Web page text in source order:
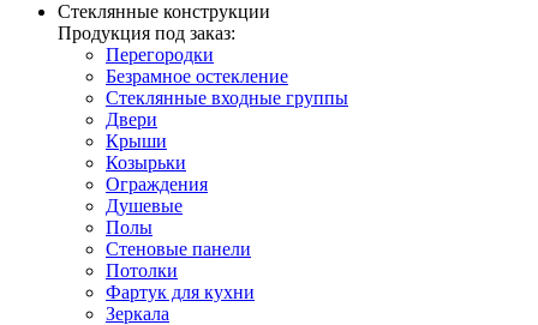
Стеклянные конструкции
Продукция под заказ:
Перегородки
Безрамное остекление
Стеклянные входные группы
Двери
Крыши
Козырьки
Ограждения
Душевые
Полы
Стеновые панели
Потолки
Фартук для кухни
Зеркала